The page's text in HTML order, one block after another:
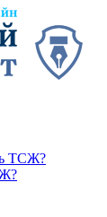
ТСЖ?